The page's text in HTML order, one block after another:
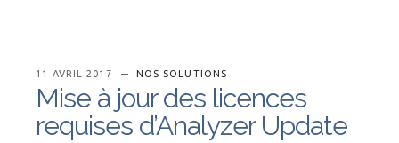
11 AVRIL 2017 NOS SOLUTIONS
Mise à jour des licences
requises d’Analyzer Update